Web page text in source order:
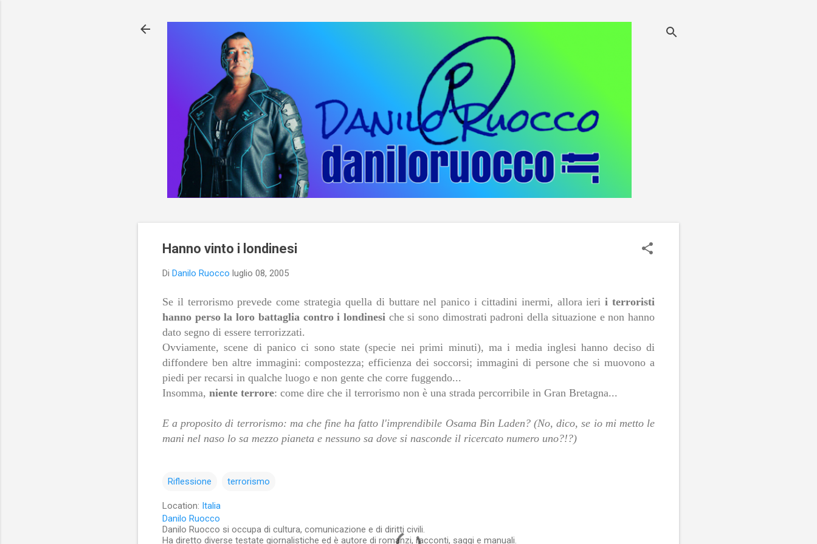
Hanno vinto i londinesi
Di Danilo Ruocco luglio 08, 2005
Se il terrorismo prevede come strategia quella di buttare nel panico i cittadini inermi, allora ierii terroristi
hanno perso la loro battaglia contro i londinesi che si sono dimostrati padroni della situazione e non hanno
dato segno di essere terrorizzati.
Ovviamente, scene di panico ci sono state (specie nei primi minuti), ma i media inglesi hanno deciso di
diffondere ben altre immagini: compostezza; efficienza dei soccorsi; immagini di persone che si muovono a
piedi per recarsi in qualche luogo e non gente che corre fuggendo...
Insomma, niente terrore: come dire che il terrorismo non è una strada percorribile in Gran Bretagna...
E a proposito di terrorismo: ma che fine ha fatto l'imprendibile Osama Bin Laden? (No, dico, se io mi metto le
mani nel naso lo sa mezzo pianeta e nessuno sa dove si nasconde il ricercato numero uno?!?)
Riflessione terrorismo
Location: Italia
Danilo Ruocco
Danilo Ruocco si occupa di cultura, comunicazione e di diritti civili.
Ha diretto diverse testate giornalistiche ed è autore di romanzi, racconti, saggi e manuali.